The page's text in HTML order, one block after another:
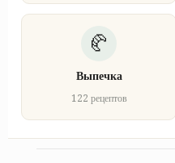
Выпечка
122 рецептов